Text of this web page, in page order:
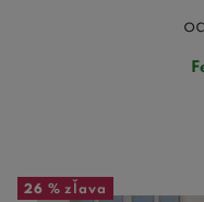
od
26 % zľava